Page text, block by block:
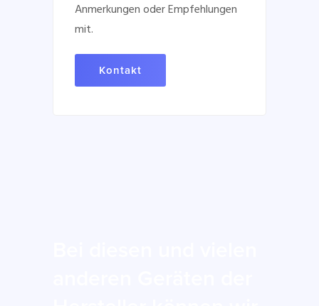
Anmerkungen oder Empfehlungen
mit.
Kontakt